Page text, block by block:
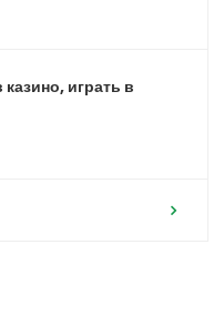
играть в